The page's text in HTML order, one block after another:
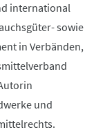
international
sowie
in Verbänden,
und